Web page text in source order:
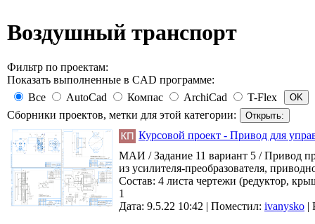
Воздушный транспорт
Фильтр по проектам:
Показать выполненные в CAD программе:
Все
AutoCad Компас ArchiCad
T-Flex
Сборники проектов, метки для этой категории:
Курсовой проект - Привод для
МАИ / Задание 11 вариант 5 / Привод
из усилителя-преобразователя,
Состав: 4 листа чертежи (редуктор,
1
Дата: 9.5.22 10:42 | Поместил: ivanysko |